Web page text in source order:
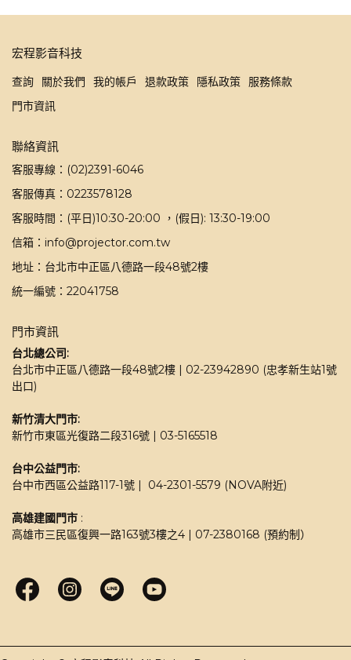
宏程影音科技
查詢 關於我們 我的帳戶 退款政策 隱私政策
服務條款
門市資訊
聯絡資訊
客服專線：(02)2391-6046
客服傳真：0223578128
客服時間：(平日)10:30-20:00 ，(假日): 13:30-19:00
信箱：info@projector.com.tw
地址：台北市中正區八德路一段48號2樓
統一編號：22041758
門市資訊
台北總公司:
台北市中正區八德路一段48號2樓 | 02-23942890 (忠孝新生站1號
出口)
新竹清大門市:
新竹市東區光復路二段316號 | 03-5165518
台中公益門市:
台中市西區公益路117-1號 |  04-2301-5579 (NOVA附近)
高雄建國門市 :
高雄市三民區復興一路163號3樓之4 | 07-2380168 (預約制）